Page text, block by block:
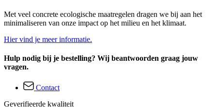
Met veel concrete ecologische maatregelen dragen we bij aan het
minimaliseren van onze impact op het milieu en het klimaat.
Hier vind je meer informatie.
Hulp nodig bij je bestelling? Wij beantwoorden graag jouw
vragen.
Contact
Geverifieerde kwaliteit